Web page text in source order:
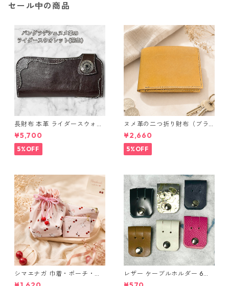
セール中の商品
長財布 本革 ライダースウォレ
ット 国産 ヌメ革 ブラウン バ
ングラデシュ l175 レザー 革財
布 ハンドメイド 経年変化
¥5,700
5%OFF
ヌメ革の二つ折り財布（ブラ
ウン系）
¥2,660
5%OFF
シマエナガ 巾着・ポーチ・ミ
ニポーチ(カード収納にも) ３
レザー ケーブルホルダー 6個
セット